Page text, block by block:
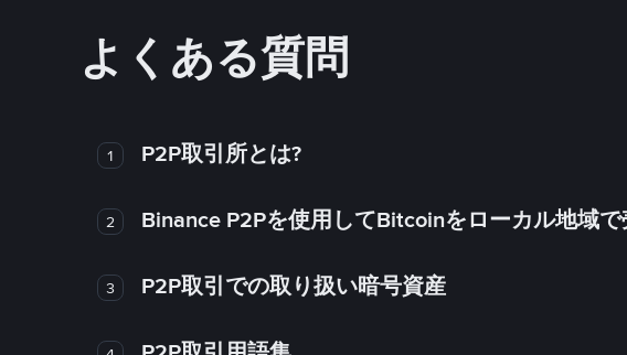
よくある質問
1 P2P取引所とは?
2 Binance P2Pを使用してBitcoinをローカル地域
3 P2P取引での取り扱い暗号資産